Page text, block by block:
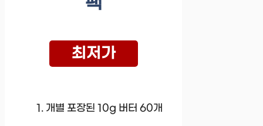
최저가
개별 포장된 10g 버터 60개